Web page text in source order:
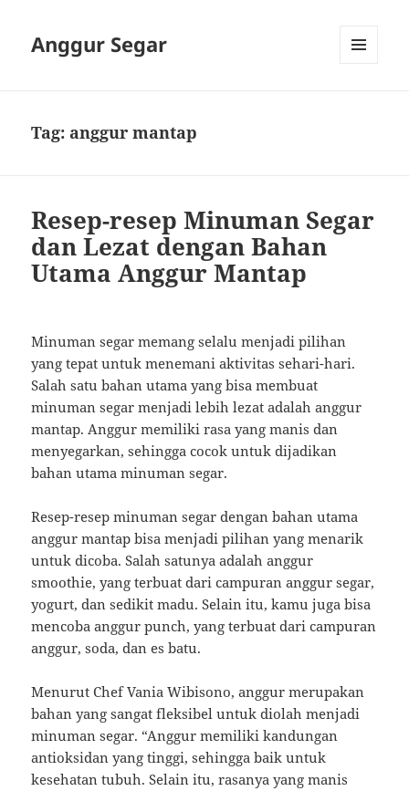
Anggur Segar
Tag: anggur mantap
Resep-resep Minuman Segar
dan Lezat dengan Bahan
Utama Anggur Mantap
Minuman segar memang selalu menjadi pilihan
yang tepat untuk menemani aktivitas sehari-hari.
Salah satu bahan utama yang bisa membuat
minuman segar menjadi lebih lezat adalah anggur
mantap. Anggur memiliki rasa yang manis dan
menyegarkan, sehingga cocok untuk dijadikan
bahan utama minuman segar.
Resep-resep minuman segar dengan bahan utama
anggur mantap bisa menjadi pilihan yang menarik
untuk dicoba. Salah satunya adalah anggur
smoothie, yang terbuat dari campuran anggur segar,
yogurt, dan sedikit madu. Selain itu, kamu juga bisa
mencoba anggur punch, yang terbuat dari campuran
anggur, soda, dan es batu.
Menurut Chef Vania Wibisono, anggur merupakan
bahan yang sangat fleksibel untuk diolah menjadi
minuman segar. “Anggur memiliki kandungan
antioksidan yang tinggi, sehingga baik untuk
kesehatan tubuh. Selain itu, rasanya yang manis